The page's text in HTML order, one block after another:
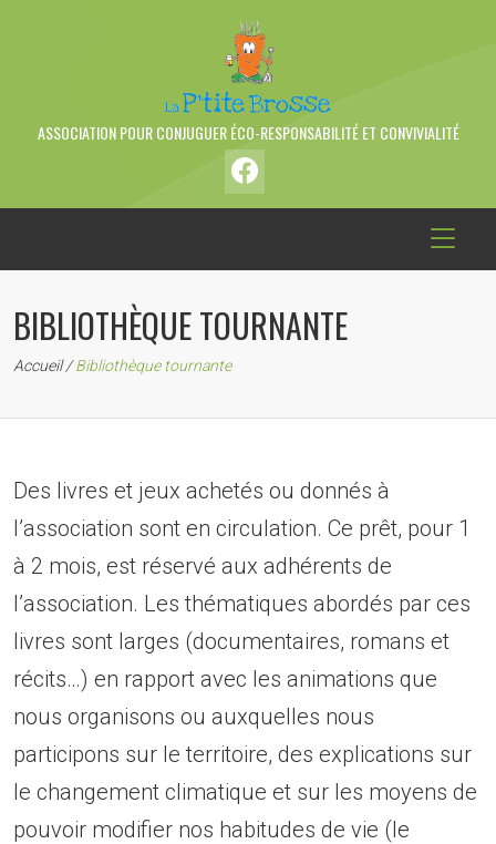
ASSOCIATION POUR CONJUGUER ÉCO-RESPONSABILITÉ ET CONVIVIALITÉ
BIBLIOTHÈQUE TOURNANTE
Accueil/Bibliothèque tournante
Des livres et jeux achetés ou donnés à
l’association sont en circulation. Ce prêt, pour 1
à 2 mois, est réservé aux adhérents de
l’association. Les thématiques abordés par ces
livres sont larges (documentaires, romans et
récits…) en rapport avec les animations que
nous organisons ou auxquelles nous
participons sur le territoire, des explications sur
le changement climatique et sur les moyens de
pouvoir modifier nos habitudes de vie (le